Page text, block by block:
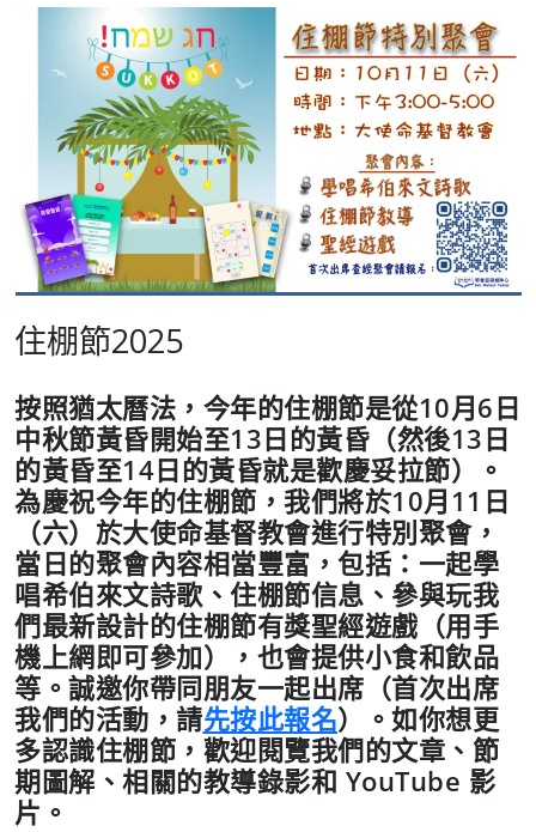
住棚節2025
按照猶太曆法，今年的住棚節是從10月6日
中秋節黃昏開始至13日的黃昏（然後13日
的黃昏至14日的黃昏就是歡慶妥拉節）。
為慶祝今年的住棚節，我們將於10月11日
（六）於大使命基督教會進行特別聚會，
當日的聚會內容相當豐富，包括：一起學
唱希伯來文詩歌、住棚節信息、 參與玩我
們最新設計的住棚節有獎聖經遊戲（用手
機上網即可參加），也會提供小食和飲品
等 。誠邀你帶同朋友一起出席（首次出席
我們的活動，請先按此報名）。如你想更
多認識住棚節，歡迎閱覽我們的文章、節
期圖解、相關的教導錄影和 YouTube 影
片。